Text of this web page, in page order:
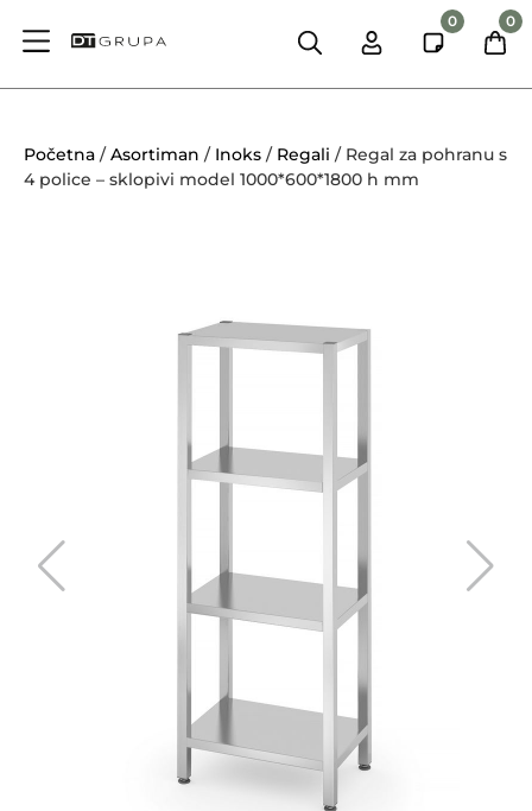
0 0
Početna /Asortiman / Inoks / Regali / Regal za pohranu s
4 police – sklopivi model 1000*600*1800 h mm